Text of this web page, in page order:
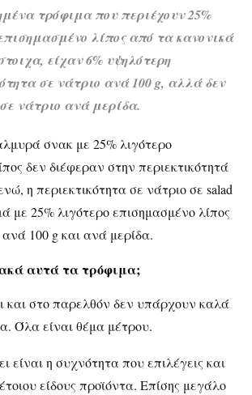
τρόφιμα που περιέχουν 25%
λίπος από τα κανονικά
είχαν 6% υψηλότερη
σε νάτριο ανά 100 g, αλλά δεν
νάτριο ανά μερίδα.
σνακ με 25% λιγότερο
δεν διέφεραν στην περιεκτικότητά
η περιεκτικότητα σε νάτριο σε salad
με 25% λιγότερο επισημασμένο λίπος
100 g και ανά μερίδα.
αυτά τα τρόφιμα;
και στο παρελθόν δεν υπάρχουν καλά
Όλα είναι θέμα μέτρου.
είναι η συχνότητα που επιλέγεις και
είδους προϊόντα. Επίσης μεγάλο